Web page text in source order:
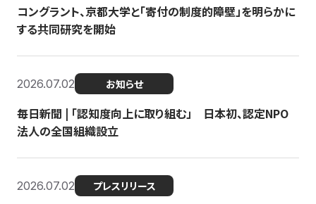
コングラント、京都大学と「寄付の制度的障壁」を明らかに
する共同研究を開始
2026.07.02 お知らせ
毎日新聞 | 「認知度向上に取り組む」 日本初、認定NPO
法人の全国組織設立
2026.07.02 プレスリリース